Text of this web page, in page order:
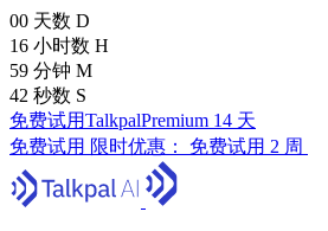
00 天数 D
16 小时数 H
59 分钟 M
41 秒数 S
免费试用TalkpalPremium 14 天
免费试用 限时优惠： 免费试用 2 周